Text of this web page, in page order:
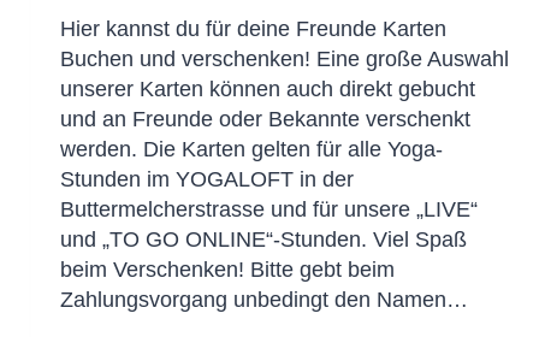
Hier kannst du für deine Freunde Karten
Buchen und verschenken! Eine große Auswahl
unserer Karten können auch direkt gebucht
und an Freunde oder Bekannte verschenkt
werden. Die Karten gelten für alle Yoga-
Stunden im YOGALOFT in der
Buttermelcherstrasse und für unsere „LIVE“
und „TO GO ONLINE“-Stunden. Viel Spaß
beim Verschenken! Bitte gebt beim
Zahlungsvorgang unbedingt den Namen…